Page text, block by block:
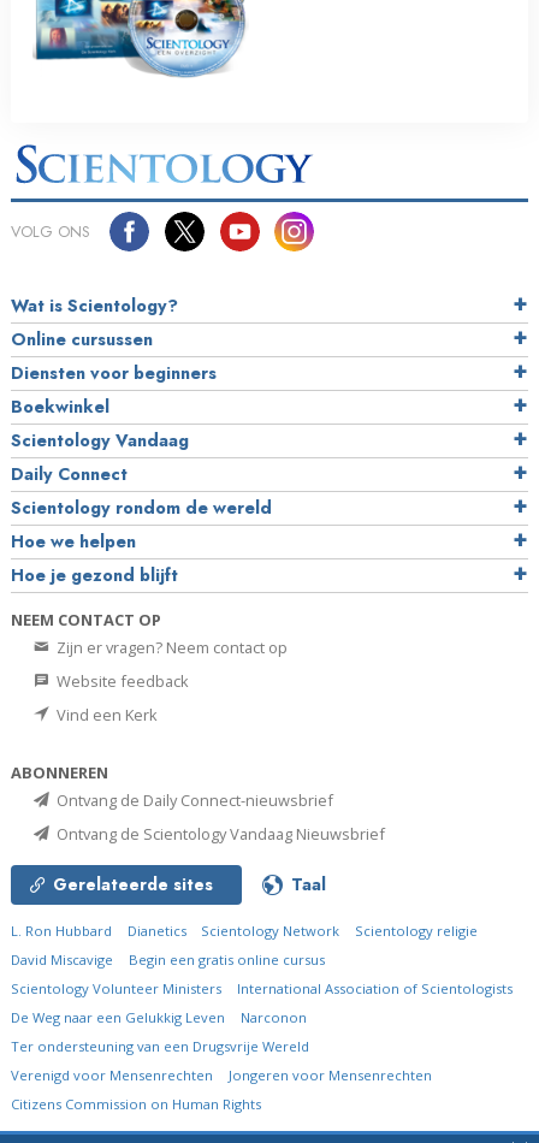
VOLG ONS
Wat is Scientology?
Online cursussen
Diensten voor beginners
Boekwinkel
Scientology Vandaag
Daily Connect
Scientology rondom de wereld
Hoe we helpen
Hoe je gezond blijft
NEEM CONTACT OP
Zijn er vragen? Neem contact op
Website feedback
Vind een Kerk
ABONNEREN
Ontvang de Daily Connect-nieuwsbrief
Ontvang de Scientology Vandaag Nieuwsbrief
Gerelateerde sites Taal
L. Ron Hubbard Dianetics Scientology Network
Scientology religie
David Miscavige
Begin een gratis online cursus
Scientology Volunteer Ministers
International Association of Scientologists
De Weg naar een Gelukkig Leven
Narconon
Ter ondersteuning van een Drugsvrije Wereld
Verenigd voor Mensenrechten
Jongeren voor Mensenrechten
Citizens Commission on Human Rights